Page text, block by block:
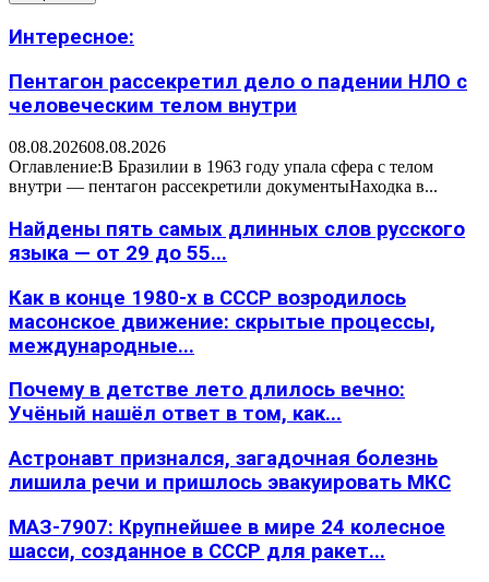
Интересное:
Пентагон рассекретил дело о падении НЛО с
человеческим телом внутри
08.08.202608.08.2026
Оглавление:В Бразилии в 1963 году упала сфера с телом
внутри — пентагон рассекретили документыНаходка в...
Найдены пять самых длинных слов русского
языка — от 29 до 55...
Как в конце 1980-х в СССР возродилось
масонское движение: скрытые процессы,
международные...
Почему в детстве лето длилось вечно:
Учёный нашёл ответ в том, как...
Астронавт признался, загадочная болезнь
лишила речи и пришлось эвакуировать МКС
МАЗ-7907: Крупнейшее в мире 24 колесное
шасси, созданное в СССР для ракет...